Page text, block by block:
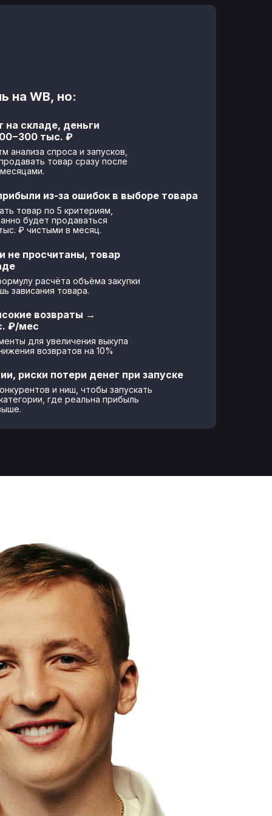
на WB, но:
на складе, деньги
тыс. ₽
анализа спроса и запусков,
товар сразу после
товар по 5 критериям,
будет продаваться
₽ чистыми в месяц.
из-за ошибок в выборе товара
не просчитаны, товар
расчёта объёма закупки
зависания товара.
для увеличения выкупа
возвратов на 10%
возвраты →
₽/мес
риски потери денег при запуске
и ниш, чтобы запускать
где реальна прибыль